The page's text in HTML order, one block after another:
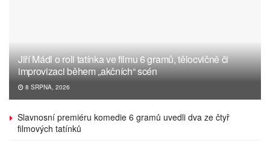
Jiří Mádl o roli tatínka ve filmu 6 gramů, tělocvičně či
improvizaci během „akčních“ scén
8 SRPNA, 2026
Slavnosní premiéru komedie 6 gramů uvedli dva ze čtyř
filmových tatínků